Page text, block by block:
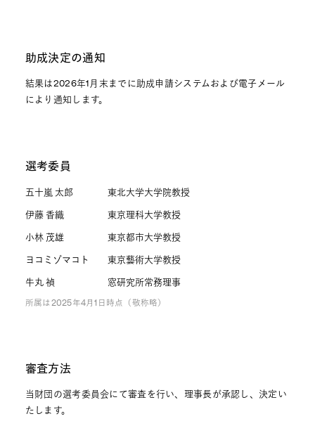
助成決定の通知
結果は2026年1月末までに助成申請システムおよび電子メール
により通知します。
選考委員
五十嵐 太郎 東北大学大学院教授
伊藤 香織 東京理科大学教授
小林 茂雄 東京都市大学教授
ヨコミゾマコト 東京藝術大学教授
牛丸 禎 窓研究所常務理事
所属は2025年4月1日時点（敬称略）
審査方法
当財団の選考委員会にて審査を行い、理事長が承認し、決定い
たします。